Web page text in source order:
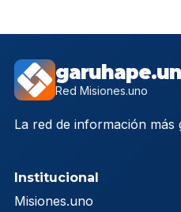
Red Misiones.uno
La red de información más
Institucional
Misiones.uno